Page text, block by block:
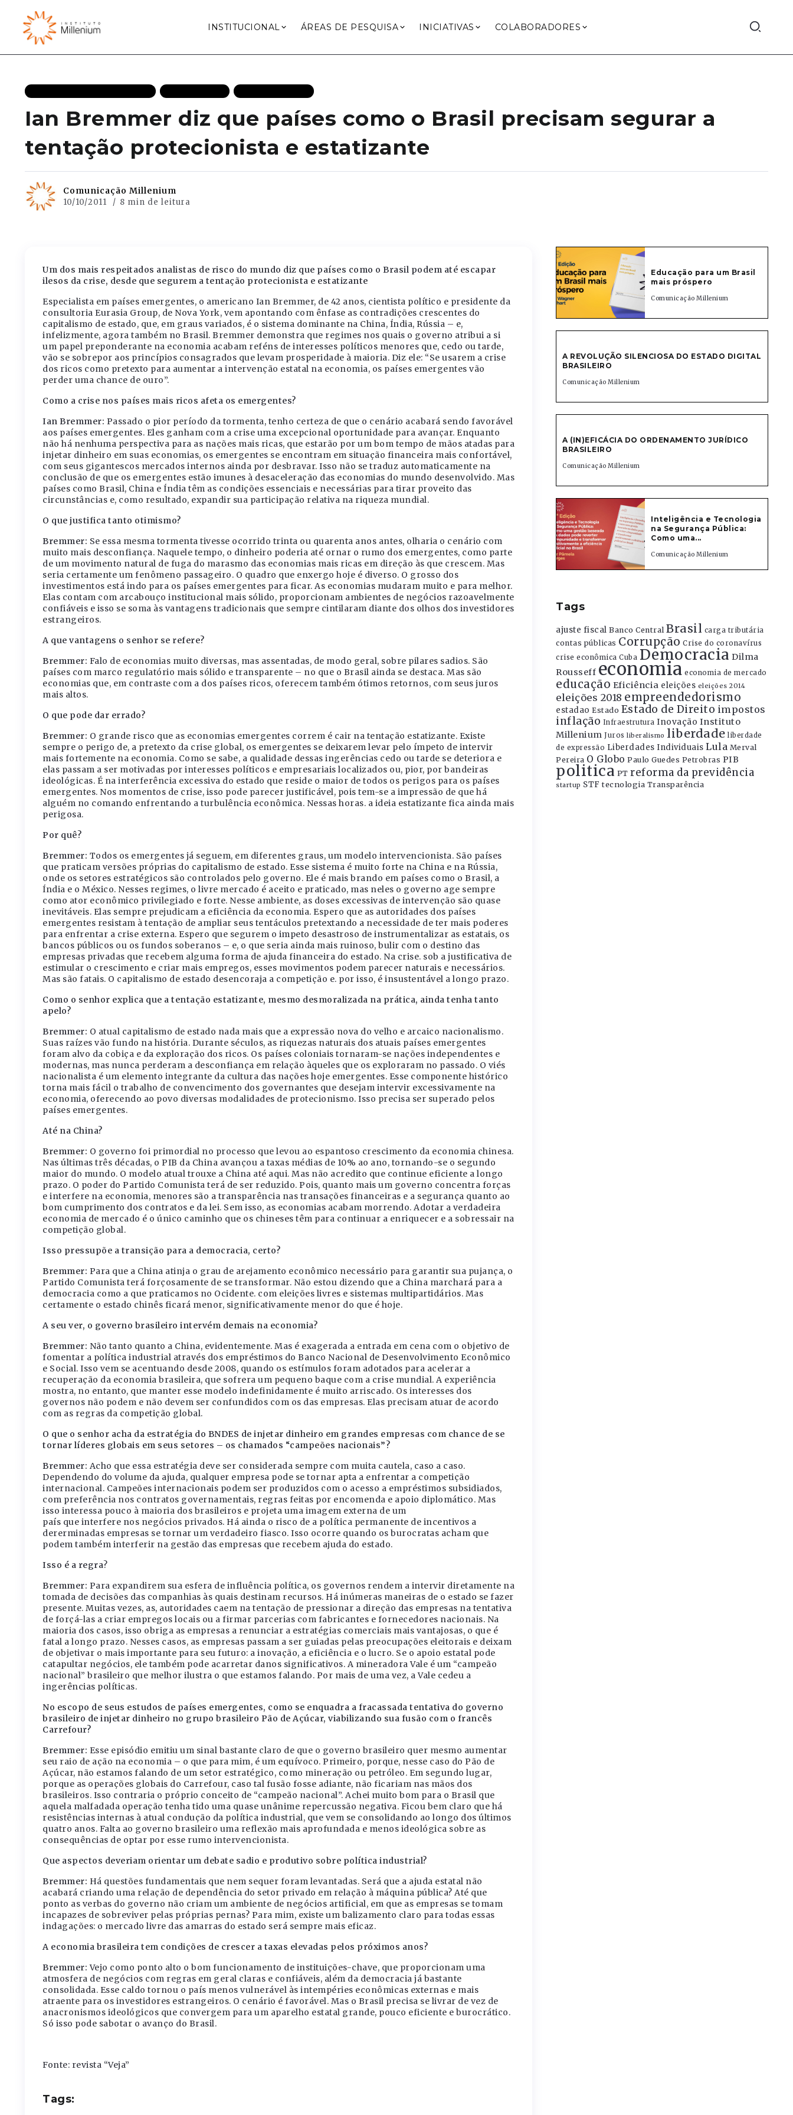
INSTITUCIONAL ÁREAS DE PESQUISA INICIATIVAS COLABORADORES
Ian Bremmer diz que países como o Brasil precisam segurar a
tentação protecionista e estatizante
Comunicação Millenium
10/10/2011 8 min de leitura
Um dos mais respeitados analistas de risco do mundo diz que países como o Brasil podem até escapar
ilesos da crise, desde que segurem a tentação protecionista e estatizante
Especialista em países emergentes, o americano Ian Bremmer, de 42 anos, cientista político e presidente da
consultoria Eurasia Group, de Nova York, vem apontando com ênfase as contradições crescentes do
capitalismo de estado, que, em graus variados, é o sistema dominante na China, Índia, Rússia – e,
infelizmente, agora também no Brasil. Bremmer demonstra que regimes nos quais o governo atribui a si
um papel preponderante na economia acabam reféns de interesses políticos menores que, cedo ou tarde,
vão se sobrepor aos princípios consagrados que levam prosperidade à maioria. Diz ele: “Se usarem a crise
dos ricos como pretexto para aumentar a intervenção estatal na economia, os países emergentes vão
perder uma chance de ouro”.
Como a crise nos países mais ricos afeta os emergentes?
Ian Bremmer: Passado o pior período da tormenta, tenho certeza de que o cenário acabará sendo favorável
aos países emergentes. Eles ganham com a crise uma excepcional oportunidade para avançar. Enquanto
não há nenhuma perspectiva para as nações mais ricas, que estarão por um bom tempo de mãos atadas para
injetar dinheiro em suas economias, os emergentes se encontram em situação financeira mais confortável,
com seus gigantescos mercados internos ainda por desbravar. Isso não se traduz automaticamente na
conclusão de que os emergentes estão imunes à desaceleração das economias do mundo desenvolvido. Mas
países como Brasil, China e Índia têm as condições essenciais e necessárias para tirar proveito das
circunstâncias e, como resultado, expandir sua participação relativa na riqueza mundial.
O que justifica tanto otimismo?
Bremmer: Se essa mesma tormenta tivesse ocorrido trinta ou quarenta anos antes, olharia o cenário com
muito mais desconfiança. Naquele tempo, o dinheiro poderia até ornar o rumo dos emergentes, como parte
de um movimento natural de fuga do marasmo das economias mais ricas em direção às que crescem. Mas
seria certamente um fenômeno passageiro. O quadro que enxergo hoje é diverso. O grosso dos
investimentos está indo para os países emergentes para ficar. As economias mudaram muito e para melhor.
Elas contam com arcabouço institucional mais sólido, proporcionam ambientes de negócios razoavelmente
confiáveis e isso se soma às vantagens tradicionais que sempre cintilaram diante dos olhos dos investidores
estrangeiros.
A que vantagens o senhor se refere?
Bremmer: Falo de economias muito diversas, mas assentadas, de modo geral, sobre pilares sadios. São
países com marco regulatório mais sólido e transparente – no que o Brasil ainda se destaca. Mas são
economias que, em contraste com a dos países ricos, oferecem também ótimos retornos, com seus juros
mais altos.
O que pode dar errado?
Bremmer: O grande risco que as economias emergentes correm é cair na tentação estatizante. Existe
sempre o perigo de, a pretexto da crise global, os emergentes se deixarem levar pelo ímpeto de intervir
mais fortemente na economia. Como se sabe, a qualidade dessas ingerências cedo ou tarde se deteriora e
elas passam a ser motivadas por interesses políticos e empresariais localizados ou, pior, por bandeiras
ideológicas. É na interferência excessiva do estado que reside o maior de todos os perigos para os países
emergentes. Nos momentos de crise, isso pode parecer justificável, pois tem-se a impressão de que há
alguém no comando enfrentando a turbulência econômica. Nessas horas. a ideia estatizante fica ainda mais
perigosa.
Por quê?
Bremmer: Todos os emergentes já seguem, em diferentes graus, um modelo intervencionista. São países
que praticam versões próprias do capitalismo de estado. Esse sistema é muito forte na China e na Rússia,
onde os setores estratégicos são controlados pelo governo. Ele é mais brando em países como o Brasil, a
Índia e o México. Nesses regimes, o livre mercado é aceito e praticado, mas neles o governo age sempre
como ator econômico privilegiado e forte. Nesse ambiente, as doses excessivas de intervenção são quase
inevitáveis. Elas sempre prejudicam a eficiência da economia. Espero que as autoridades dos países
emergentes resistam à tentação de ampliar seus tentáculos pretextando a necessidade de ter mais poderes
para enfrentar a crise externa. Espero que segurem o impeto desastroso de instrumentalizar as estatais, os
bancos públicos ou os fundos soberanos – e, o que seria ainda mais ruinoso, bulir com o destino das
empresas privadas que recebem alguma forma de ajuda financeira do estado. Na crise. sob a justificativa de
estimular o crescimento e criar mais empregos, esses movimentos podem parecer naturais e necessários.
Mas são fatais. O capitalismo de estado desencoraja a competição e. por isso, é insustentável a longo prazo.
Como o senhor explica que a tentação estatizante, mesmo desmoralizada na prática, ainda tenha tanto
apelo?
Bremmer: O atual capitalismo de estado nada mais que a expressão nova do velho e arcaico nacionalismo.
Suas raízes vão fundo na história. Durante séculos, as riquezas naturais dos atuais países emergentes
foram alvo da cobiça e da exploração dos ricos. Os países coloniais tornaram-se nações independentes e
modernas, mas nunca perderam a desconfiança em relação àqueles que os exploraram no passado. O viés
nacionalista é um elemento integrante da cultura das nações hoje emergentes. Esse componente histórico
torna mais fácil o trabalho de convencimento dos governantes que desejam intervir excessivamente na
economia, oferecendo ao povo diversas modalidades de protecionismo. Isso precisa ser superado pelos
países emergentes.
Até na China?
Bremmer: O governo foi primordial no processo que levou ao espantoso crescimento da economia chinesa.
Nas últimas três décadas, o PIB da China avançou a taxas médias de 10% ao ano, tornando-se o segundo
maior do mundo. O modelo atual trouxe a China até aqui. Mas não acredito que continue eficiente a longo
prazo. O poder do Partido Comunista terá de ser reduzido. Pois, quanto mais um governo concentra forças
e interfere na economia, menores são a transparência nas transações financeiras e a segurança quanto ao
bom cumprimento dos contratos e da lei. Sem isso, as economias acabam morrendo. Adotar a verdadeira
economia de mercado é o único caminho que os chineses têm para continuar a enriquecer e a sobressair na
competição global.
Isso pressupõe a transição para a democracia, certo?
Bremmer: Para que a China atinja o grau de arejamento econômico necessário para garantir sua pujança, o
Partido Comunista terá forçosamente de se transformar. Não estou dizendo que a China marchará para a
democracia como a que praticamos no Ocidente. com eleições livres e sistemas multipartidários. Mas
certamente o estado chinês ficará menor, significativamente menor do que é hoje.
A seu ver, o governo brasileiro intervém demais na economia?
Bremmer: Não tanto quanto a China, evidentemente. Mas é exagerada a entrada em cena com o objetivo de
fomentar a política industrial através dos empréstimos do Banco Nacional de Desenvolvimento Econômico
e Social. Isso vem se acentuando desde 2008, quando os estímulos foram adotados para acelerar a
recuperação da economia brasileira, que sofrera um pequeno baque com a crise mundial. A experiência
mostra, no entanto, que manter esse modelo indefinidamente é muito arriscado. Os interesses dos
governos não podem e não devem ser confundidos com os das empresas. Elas precisam atuar de acordo
com as regras da competição global.
O que o senhor acha da estratégia do BNDES de injetar dinheiro em grandes empresas com chance de se
tornar líderes globais em seus setores – os chamados “campeões nacionais”?
Bremmer: Acho que essa estratégia deve ser considerada sempre com muita cautela, caso a caso.
Dependendo do volume da ajuda, qualquer empresa pode se tornar apta a enfrentar a competição
internacional. Campeões internacionais podem ser produzidos com o acesso a empréstimos subsidiados,
com preferência nos contratos governamentais, regras feitas por encomenda e apoio diplomático. Mas
isso interessa pouco à maioria dos brasileiros e projeta uma imagem externa de um
país que interfere nos negócios privados. Há ainda o risco de a política permanente de incentivos a
dererminadas empresas se tornar um verdadeiro fiasco. Isso ocorre quando os burocratas acham que
podem também interferir na gestão das empresas que recebem ajuda do estado.
Isso é a regra?
Bremmer: Para expandirem sua esfera de influência política, os governos rendem a intervir diretamente na
tomada de decisões das companhias às quais destinam recursos. Há inúmeras maneiras de o estado se fazer
presente. Muitas vezes, as, autoridades caem na tentação de pressionar a direção das empresas na tentativa
de forçá-las a criar empregos locais ou a firmar parcerias com fabricantes e fornecedores nacionais. Na
maioria dos casos, isso obriga as empresas a renunciar a estratégias comerciais mais vantajosas, o que é
fatal a longo prazo. Nesses casos, as empresas passam a ser guiadas pelas preocupações eleitorais e deixam
de objetivar o mais importante para seu futuro: a inovação, a eficiência e o lucro. Se o apoio estatal pode
catapultar negócios, ele também pode acarretar danos significativos. A mineradora Vale é um “campeão
nacional” brasileiro que melhor ilustra o que estamos falando. Por mais de uma vez, a Vale cedeu a
ingerências políticas.
No escopo de seus estudos de países emergentes, como se enquadra a fracassada tentativa do governo
brasileiro de injetar dinheiro no grupo brasileiro Pão de Açúcar, viabilizando sua fusão com o francês
Carrefour?
Bremmer: Esse episódio emitiu um sinal bastante claro de que o governo brasileiro quer mesmo aumentar
seu raio de ação na economia – o que para mim, é um equívoco. Primeiro, porque, nesse caso do Pão de
Açúcar, não estamos falando de um setor estratégico, como mineração ou petróleo. Em segundo lugar,
porque as operações globais do Carrefour, caso tal fusão fosse adiante, não ficariam nas mãos dos
brasileiros. Isso contraria o próprio conceito de “campeão nacional”. Achei muito bom para o Brasil que
aquela malfadada operação tenha tido uma quase unânime repercussão negativa. Ficou bem claro que há
resistências internas à atual condução da política industrial, que vem se consolidando ao longo dos últimos
quatro anos. Falta ao governo brasileiro uma reflexão mais aprofundada e menos ideológica sobre as
consequências de optar por esse rumo intervencionista.
Que aspectos deveriam orientar um debate sadio e produtivo sobre política industrial?
Bremmer: Há questões fundamentais que nem sequer foram levantadas. Será que a ajuda estatal não
acabará criando uma relação de dependência do setor privado em relação à máquina pública? Até que
ponto as verbas do governo não criam um ambiente de negócios artificial, em que as empresas se tomam
incapazes de sobreviver pelas próprias pernas? Para mim, existe um balizamento claro para todas essas
indagações: o mercado livre das amarras do estado será sempre mais eficaz.
A economia brasileira tem condições de crescer a taxas elevadas pelos próximos anos?
Bremmer:Vejo como ponto alto o bom funcionamento de instituições-chave, que proporcionam uma
atmosfera de negócios com regras em geral claras e confiáveis, além da democracia já bastante
consolidada. Esse caldo tornou o país menos vulnerável às intempéries econômicas externas e mais
atraente para os investidores estrangeiros. O cenário é favorável. Mas o Brasil precisa se livrar de vez de
anacronismos ideológicos que convergem para um aparelho estatal grande, pouco eficiente e burocrático.
Só isso pode sabotar o avanço do Brasil.
Fonte: revista “Veja”
Tags:
Educação para um Brasil
mais próspero
Comunicação Millenium
A REVOLUÇÃO SILENCIOSA DO ESTADO DIGITAL
BRASILEIRO
Comunicação Millenium
A (IN)EFICÁCIA DO ORDENAMENTO JURÍDICO
BRASILEIRO
Comunicação Millenium
Inteligência e Tecnologia
na Segurança Pública:
Como uma...
Comunicação Millenium
Tags
ajuste fiscal Banco Central Brasil carga tributária
contas públicas Corrupção Crise do coronavírus
crise econômica Cuba Democracia Dilma
Rousseff economia economia de mercado
educação Eficiência eleições eleições 2014
eleições 2018 empreendedorismo
estadao Estado Estado de Direito impostos
inflação Infraestrutura Inovação Instituto
Millenium Juros liberalismo liberdade liberdade
de expressão Liberdades Individuais Lula Merval
Pereira O Globo Paulo Guedes Petrobras PIB
politica PT reforma da previdência
startup STF tecnologia Transparência